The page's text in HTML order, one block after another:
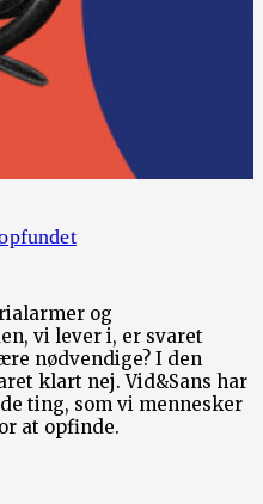
og
vi lever i, er svaret
nødvendige? I den
klart nej. Vid&Sans har
ting, som vi mennesker
at opfinde.